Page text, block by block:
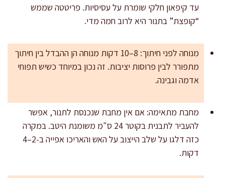
עד קיפאון חלקי שומרת על עסיסיות. פריטטה שממש
“קופצת” בתנור היא לרוב חמה מדי.
מנוחה לפני חיתוך: 8–10 דקות מנוחה הן ההבדל בין חיתוך
מתפורר לבין פרוסות יציבות. זה נכון במיוחד כשיש תפוחי
אדמה וגבינה.
מחבת מתאימה: אם אין מחבת שנכנסת לתנור, אפשר
להעביר לתבנית בקוטר 24 ס"מ משומנת היטב. במקרה
כזה דלגו על שלב הייצוב על האש והאריכו אפייה ב-2–4
דקות.